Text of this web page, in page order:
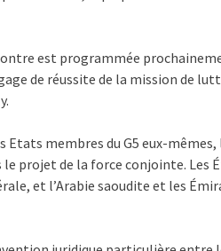
est programmée
de réussite de la mission de
membres du G5 eux-mêmes,
le projet de la force conjointe. Les
et l’Arabie saoudite et les